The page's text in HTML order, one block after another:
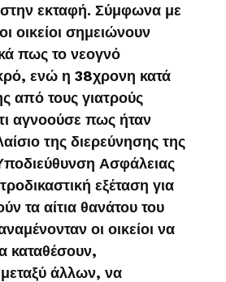
εκταφή. Σύμφωνα με
οικείοι σημειώνουν
πως το νεογνό
ενώ η 38χρονη κατά
από τους γιατρούς
αγνοούσε πως ήταν
της διερεύνησης της
Ασφάλειας
εξέταση για
τα αίτια θανάτου του
οι οικείοι να
καταθέσουν,
άλλων, να